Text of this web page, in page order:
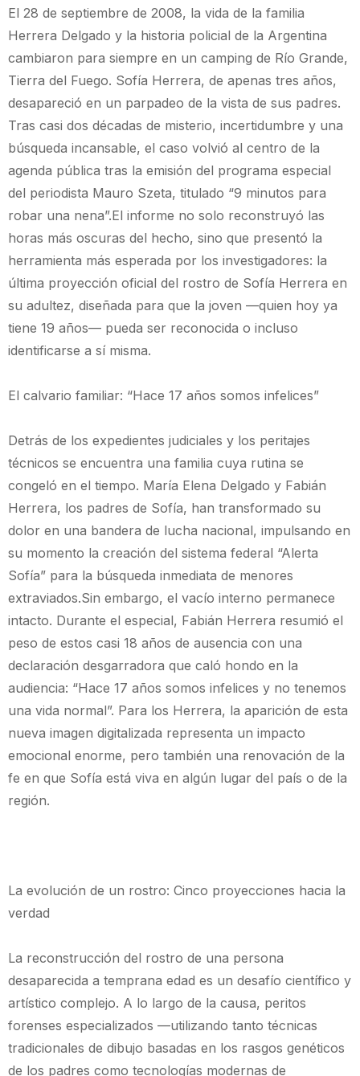
El 28 de septiembre de 2008, la vida de la familia
Herrera Delgado y la historia policial de la Argentina
cambiaron para siempre en un camping de Río Grande,
Tierra del Fuego. Sofía Herrera, de apenas tres años,
desapareció en un parpadeo de la vista de sus padres.
Tras casi dos décadas de misterio, incertidumbre y una
búsqueda incansable, el caso volvió al centro de la
agenda pública tras la emisión del programa especial
del periodista Mauro Szeta, titulado “9 minutos para
robar una nena”.El informe no solo reconstruyó las
horas más oscuras del hecho, sino que presentó la
herramienta más esperada por los investigadores: la
última proyección oficial del rostro de Sofía Herrera en
su adultez, diseñada para que la joven —quien hoy ya
tiene 19 años— pueda ser reconocida o incluso
identificarse a sí misma.
El calvario familiar: “Hace 17 años somos infelices”
Detrás de los expedientes judiciales y los peritajes
técnicos se encuentra una familia cuya rutina se
congeló en el tiempo. María Elena Delgado y Fabián
Herrera, los padres de Sofía, han transformado su
dolor en una bandera de lucha nacional, impulsando en
su momento la creación del sistema federal “Alerta
Sofía” para la búsqueda inmediata de menores
extraviados.Sin embargo, el vacío interno permanece
intacto. Durante el especial, Fabián Herrera resumió el
peso de estos casi 18 años de ausencia con una
declaración desgarradora que caló hondo en la
audiencia: “Hace 17 años somos infelices y no tenemos
una vida normal”. Para los Herrera, la aparición de esta
nueva imagen digitalizada representa un impacto
emocional enorme, pero también una renovación de la
fe en que Sofía está viva en algún lugar del país o de la
región.
La evolución de un rostro: Cinco proyecciones hacia la
verdad
La reconstrucción del rostro de una persona
desaparecida a temprana edad es un desafío científico y
artístico complejo. A lo largo de la causa, peritos
forenses especializados —utilizando tanto técnicas
tradicionales de dibujo basadas en los rasgos genéticos
de los padres como tecnologías modernas de